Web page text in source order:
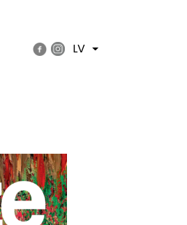
LV List additional actions